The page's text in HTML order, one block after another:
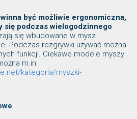
być możliwie ergonomiczna,
się podczas wielogodzinnego
się wbudowane w mysz
Podczas rozgrywki używać można
funkcji. Ciekawe modele myszy
m.in.
kategoria/myszki-